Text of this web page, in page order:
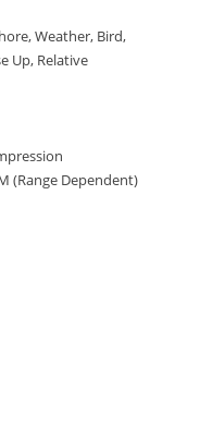
Weather, Bird,
Up, Relative
(Range Dependent)